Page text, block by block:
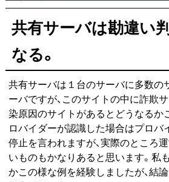
共有サーバは勘違い
なる。
共有サーバは１台のサーバに多数の
ーバですが、このサイトの中に詐欺
染原因のサイトがあるとどうなるか
ロバイダーが認識した場合はプロバ
停止を言われますが、実際のところ
いものもかなりあると思います。私
かこの様な例を経験しましたが、結